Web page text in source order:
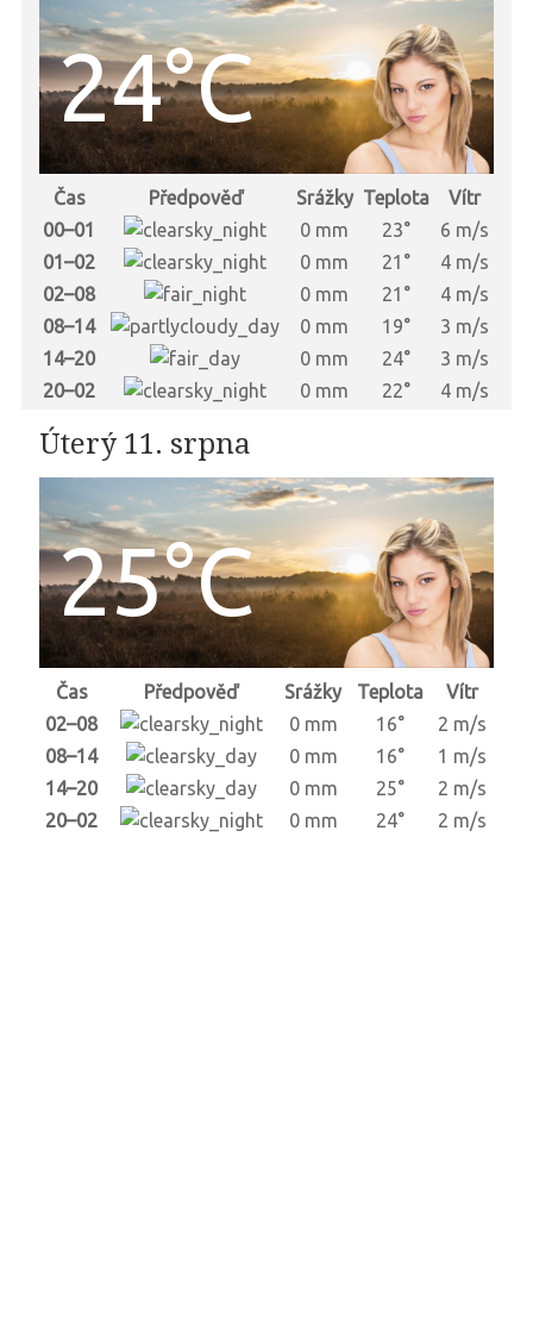
24°C
Čas Předpověď Srážky Teplota
Vítr
00–01
0 mm 23°
6 m/s
01–02
0 mm 21°
4 m/s
02–08
0 mm 21°
4 m/s
08–14
0 mm 19°
3 m/s
14–20
0 mm 24°
3 m/s
20–02
0 mm 22° 4 m/s
Úterý 11. srpna
25°C
Čas Předpověď Srážky Teplota
Vítr
02–08
0 mm 16°
2 m/s
08–14
0 mm 16°
1 m/s
14–20
0 mm 25°
2 m/s
20–02
0 mm 24° 2 m/s